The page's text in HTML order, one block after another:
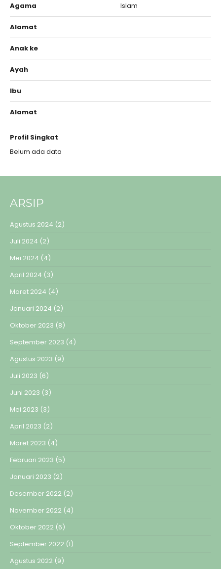
Agama Islam
Alamat
Anak ke
Ayah
Ibu
Alamat
Profil Singkat
Belum ada data
ARSIP
Agustus 2024 (2)
Juli 2024 (2)
Mei 2024 (4)
April 2024 (3)
Maret 2024 (4)
Januari 2024 (2)
Oktober 2023 (8)
September 2023 (4)
Agustus 2023 (9)
Juli 2023 (6)
Juni 2023 (3)
Mei 2023 (3)
April 2023 (2)
Maret 2023 (4)
Februari 2023 (5)
Januari 2023 (2)
Desember 2022 (2)
November 2022 (4)
Oktober 2022 (6)
September 2022 (1)
Agustus 2022 (9)